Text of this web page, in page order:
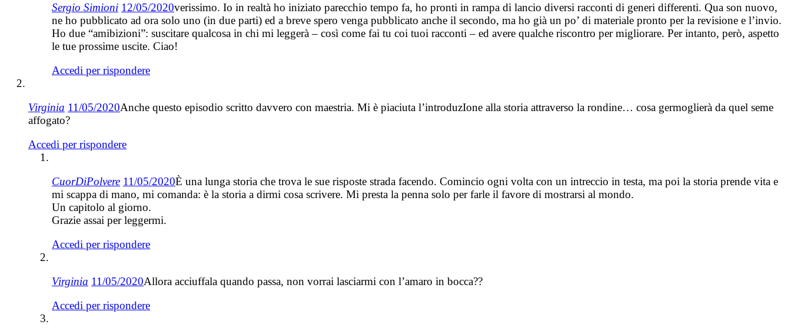
Sergio Simioni 12/05/2020verissimo. Io in realtà ho iniziato parecchio tempo fa, ho pronti in rampa di lancio diversi racconti di generi differenti. Qua son nuovo,
ne ho pubblicato ad ora solo uno (in due parti) ed a breve spero venga pubblicato anche il secondo, ma ho già un po’ di materiale pronto per la revisione e l’invio.
Ho due “amibizioni”: suscitare qualcosa in chi mi leggerà – così come fai tu coi tuoi racconti – ed avere qualche riscontro per migliorare. Per intanto, però, aspetto
le tue prossime uscite. Ciao!
Accedi per rispondere
Virginia 11/05/2020Anche questo episodio scritto davvero con maestria. Mi è piaciuta l’introduzIone alla storia attraverso la rondine… cosa germoglierà da quel seme
affogato?
Accedi per rispondere
CuorDiPolvere 11/05/2020È una lunga storia che trova le sue risposte strada facendo. Comincio ogni volta con un intreccio in testa, ma poi la storia prende vita e
mi scappa di mano, mi comanda: è la storia a dirmi cosa scrivere. Mi presta la penna solo per farle il favore di mostrarsi al mondo.
Un capitolo al giorno.
Grazie assai per leggermi.
Accedi per rispondere
Virginia 11/05/2020Allora acciuffala quando passa, non vorrai lasciarmi con l’amaro in bocca??
Accedi per rispondere